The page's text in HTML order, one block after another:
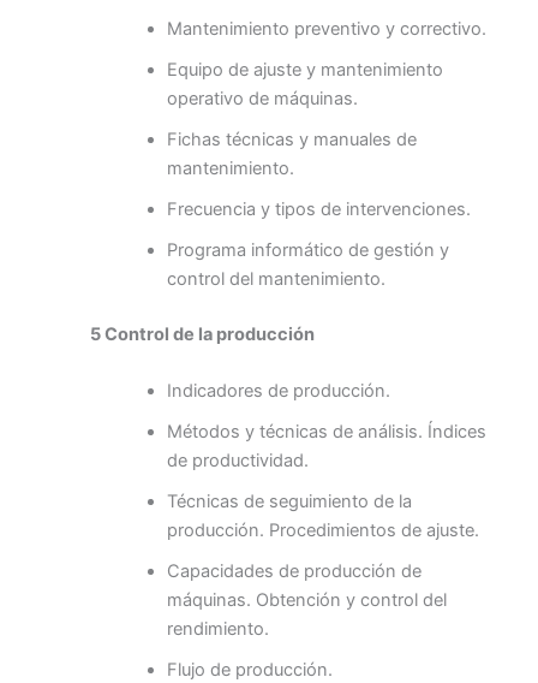
Mantenimiento preventivo y correctivo.
Equipo de ajuste y mantenimiento
operativo de máquinas.
Fichas técnicas y manuales de
mantenimiento.
Frecuencia y tipos de intervenciones.
Programa informático de gestión y
control del mantenimiento.
5 Control de la producción
Indicadores de producción.
Métodos y técnicas de análisis. Índices
de productividad.
Técnicas de seguimiento de la
producción. Procedimientos de ajuste.
Capacidades de producción de
máquinas. Obtención y control del
rendimiento.
Flujo de producción.